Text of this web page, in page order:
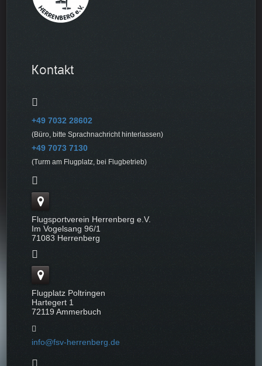
Kontakt
+49 7032 28602
(Büro, bitte Sprachnachricht hinterlassen)
+49 7073 7130
(Turm am Flugplatz, bei Flugbetrieb)
Flugsportverein Herrenberg e.V.
Im Vogelsang 96/1
71083 Herrenberg
Flugplatz Poltringen
Hartegert 1
72119 Ammerbuch
info@fsv-herrenberg.de